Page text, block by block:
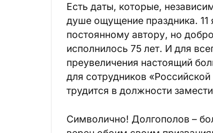
Есть даты, которые,
душе ощущение праздника.
постоянному автору, но
исполнилось 75 лет. И для
преувеличения настоящий
для сотрудников
трудится в должности
Символично! Долгополов –